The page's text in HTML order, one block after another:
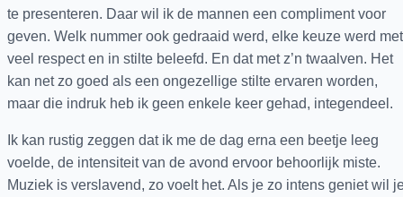
te presenteren. Daar wil ik de mannen een compliment voor
geven. Welk nummer ook gedraaid werd, elke keuze werd met
veel respect en in stilte beleefd. En dat met z’n twaalven. Het
kan net zo goed als een ongezellige stilte ervaren worden,
maar die indruk heb ik geen enkele keer gehad, integendeel.
Ik kan rustig zeggen dat ik me de dag erna een beetje leeg
voelde, de intensiteit van de avond ervoor behoorlijk miste.
Muziek is verslavend, zo voelt het. Als je zo intens geniet wil